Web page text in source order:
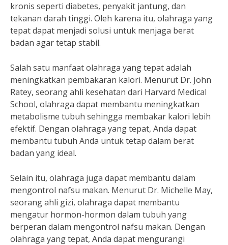
kronis seperti diabetes, penyakit jantung, dan
tekanan darah tinggi. Oleh karena itu, olahraga yang
tepat dapat menjadi solusi untuk menjaga berat
badan agar tetap stabil.
Salah satu manfaat olahraga yang tepat adalah
meningkatkan pembakaran kalori. Menurut Dr. John
Ratey, seorang ahli kesehatan dari Harvard Medical
School, olahraga dapat membantu meningkatkan
metabolisme tubuh sehingga membakar kalori lebih
efektif. Dengan olahraga yang tepat, Anda dapat
membantu tubuh Anda untuk tetap dalam berat
badan yang ideal.
Selain itu, olahraga juga dapat membantu dalam
mengontrol nafsu makan. Menurut Dr. Michelle May,
seorang ahli gizi, olahraga dapat membantu
mengatur hormon-hormon dalam tubuh yang
berperan dalam mengontrol nafsu makan. Dengan
olahraga yang tepat, Anda dapat mengurangi